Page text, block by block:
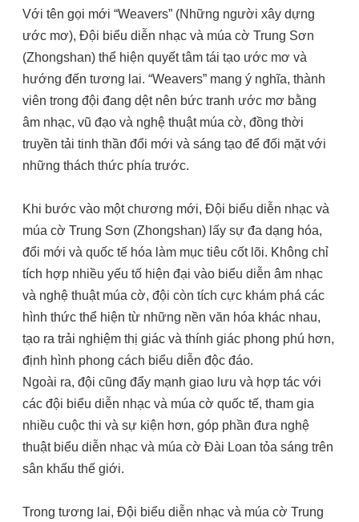
Với tên gọi mới “Weavers” (Những người xây dựng
ước mơ), Đội biểu diễn nhạc và múa cờ Trung Sơn
(Zhongshan) thể hiện quyết tâm tái tạo ước mơ và
hướng đến tương lai. “Weavers” mang ý nghĩa, thành
viên trong đội đang dệt nên bức tranh ước mơ bằng
âm nhạc, vũ đạo và nghệ thuật múa cờ, đồng thời
truyền tải tinh thần đổi mới và sáng tạo để đối mặt với
những thách thức phía trước.
Khi bước vào một chương mới, Đội biểu diễn nhạc và
múa cờ Trung Sơn (Zhongshan) lấy sự đa dạng hóa,
đổi mới và quốc tế hóa làm mục tiêu cốt lõi. Không chỉ
tích hợp nhiều yếu tố hiện đại vào biểu diễn âm nhạc
và nghệ thuật múa cờ, đội còn tích cực khám phá các
hình thức thể hiện từ những nền văn hóa khác nhau,
tạo ra trải nghiệm thị giác và thính giác phong phú hơn,
định hình phong cách biểu diễn độc đáo.
Ngoài ra, đội cũng đẩy mạnh giao lưu và hợp tác với
các đội biểu diễn nhạc và múa cờ quốc tế, tham gia
nhiều cuộc thi và sự kiện hơn, góp phần đưa nghệ
thuật biểu diễn nhạc và múa cờ Đài Loan tỏa sáng trên
sân khấu thế giới.
Trong tương lai, Đội biểu diễn nhạc và múa cờ Trung